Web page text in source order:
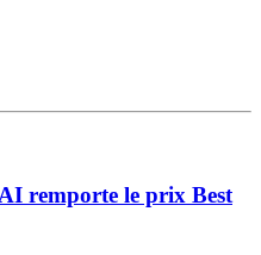
remporte le prix Best